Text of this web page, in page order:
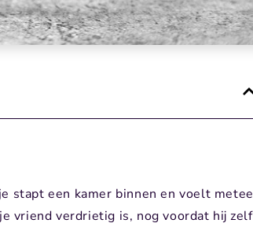
stapt een kamer binnen en voelt
vriend verdrietig is, nog voordat hij zelf